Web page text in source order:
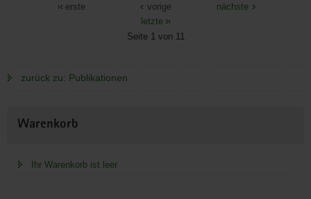
erste vorige
Seite 1 von 11
nächste
letzte
zurück zu: Publikationen
Information
Warenkorb
Ihr Warenkorb ist leer